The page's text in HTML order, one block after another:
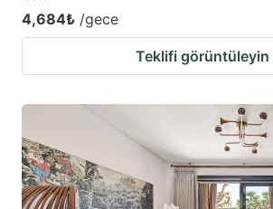
4,684₺ /gece
Teklifi görüntüleyin